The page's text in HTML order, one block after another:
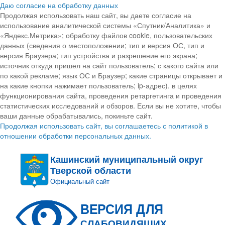
Даю согласие на обработку данных
Продолжая использовать наш сайт, вы даете согласие на
использование аналитической системы «Спутник/Аналитика» и
«Яндекс.Метрика»; обработку файлов cookie, пользовательских
данных (сведения о местоположении; тип и версия ОС, тип и
версия Браузера; тип устройства и разрешение его экрана;
источник откуда пришел на сайт пользователь; с какого сайта или
по какой рекламе; язык ОС и Браузер; какие страницы открывает и
на какие кнопки нажимает пользователь; ip-адрес). в целях
функционирования сайта, проведения ретаргетинга и проведения
статистических исследований и обзоров. Если вы не хотите, чтобы
ваши данные обрабатывались, покиньте сайт.
Продолжая использовать сайт, вы соглашаетесь с политикой в
отношении обработки персональных данных.